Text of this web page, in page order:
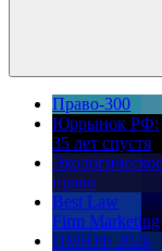
Право-300
Юррынок РФ:
35 лет спустя
Экологическое
право
Best Law
Firm Marketing
ПМЮФ 2026